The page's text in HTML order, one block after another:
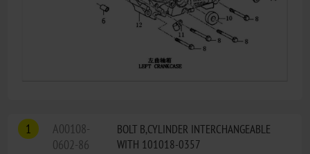
1
A00108-
0602-86
BOLT B,CYLINDER INTERCHANGEABLE
WITH 101018-0357